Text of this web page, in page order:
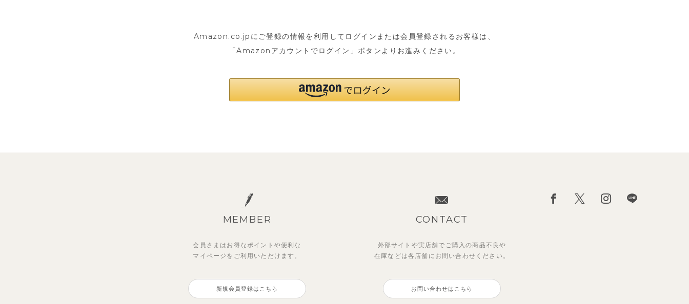
Amazon.co.jpにご登録の情報を利用してログインまたは会員登録されるお客様は、
「Amazonアカウントでログイン」ボタンよりお進みください。
MEMBER
会員さまはお得なポイントや便利な
マイページを ご利用いただけます。
新規会員登録はこちら
CONTACT
外部サイトや実店舗でご購入の商品不良や
在庫などは各店舗に お問い合わせください。
お問い合わせはこちら